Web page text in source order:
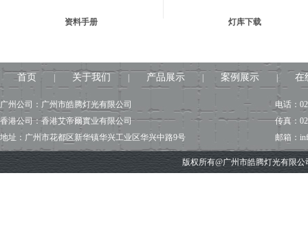
资料手册 灯库下载
首页 关于我们 产品展示 案例展示 在
广州公司：广州市皓腾灯光有限公司
香港公司：香港艾帝爾實业有限公司
地址：广州市花都区新华镇华兴工业区华兴中路9号
电话：
传真：
邮箱：
版权所有@广州市皓腾灯光有限